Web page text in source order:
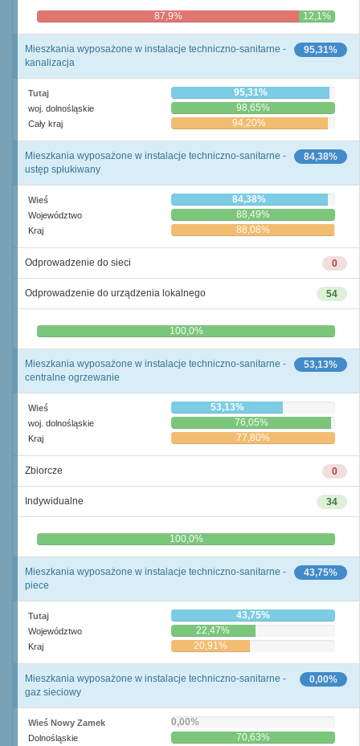
87,9% 12,1%
95,31%
Mieszkania wyposażone w instalacje techniczno-sanitarne -
kanalizacja
Tutaj 95,31%
woj. dolnośląskie 98,65%
Cały kraj 94,20%
84,38%
Mieszkania wyposażone w instalacje techniczno-sanitarne -
ustęp spłukiwany
Wieś 84,38%
Województwo 88,49%
Kraj 88,08%
0
Odprowadzenie do sieci
54
Odprowadzenie do urządzenia lokalnego
0,0% 100,0%
53,13%
Mieszkania wyposażone w instalacje techniczno-sanitarne -
centralne ogrzewanie
Wieś 53,13%
woj. dolnośląskie 76,05%
Kraj 77,80%
0
Zbiorcze
34
Indywidualne
0,0% 100,0%
43,75%
Mieszkania wyposażone w instalacje techniczno-sanitarne -
piece
Tutaj 43,75%
Województwo 22,47%
Kraj 20,91%
0,00%
Mieszkania wyposażone w instalacje techniczno-sanitarne -
gaz sieciowy
Wieś Nowy Zamek 0,00%
Dolnośląskie 70,63%